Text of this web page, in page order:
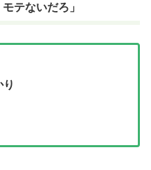
テないだろ」